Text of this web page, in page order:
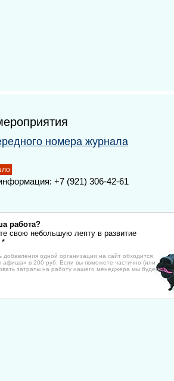
номера журнала
+7 (921) 306-42-61
работа?
свою небольшую лепту в развитие
*
одной организации на сайт обходится
афиша» в 200 руб. Если вы поможете частично (или
затраты на работу нашего менеджера мы будем